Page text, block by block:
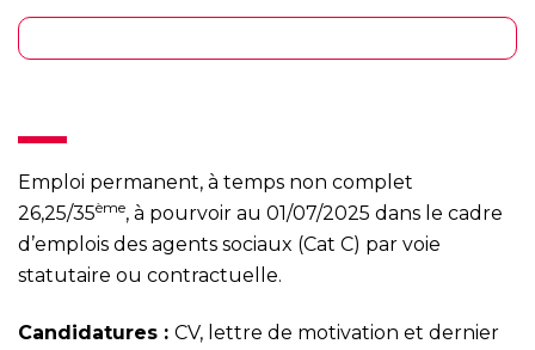
Emploi permanent, à temps non complet
26,25/35ème, à pourvoir au 01/07/2025 dans le cadre
d’emplois des agents sociaux (Cat C) par voie
statutaire ou contractuelle.
Candidatures : CV, lettre de motivation et dernier